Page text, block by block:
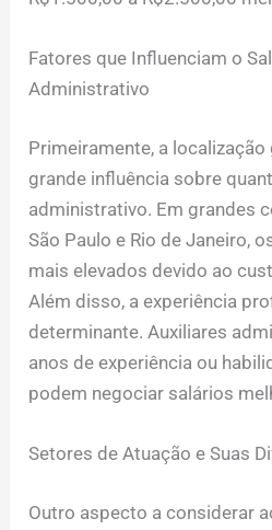
Fatores que Influenciam o
Administrativo
Primeiramente, a
grande influência sobre
administrativo. Em grandes
São Paulo e Rio de Janeiro,
mais elevados devido ao
Além disso, a experiência
determinante. Auxiliares
anos de experiência ou
podem negociar salários
Setores de Atuação e Suas
Outro aspecto a considerar